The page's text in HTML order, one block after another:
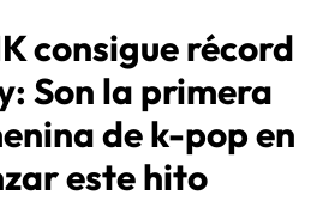
consigue récord
Son la primera
de k-pop en
este hito